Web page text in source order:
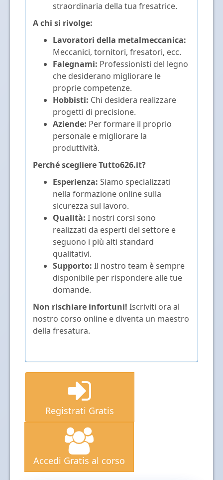
straordinaria della tua fresatrice.
A chi si rivolge:
Lavoratori della metalmeccanica:
Meccanici, tornitori, fresatori, ecc.
Falegnami: Professionisti del legno
che desiderano migliorare le
proprie competenze.
Hobbisti: Chi desidera realizzare
progetti di precisione.
Aziende: Per formare il proprio
personale e migliorare la
produttività.
Perché scegliere Tutto626.it?
Esperienza: Siamo specializzati
nella formazione online sulla
sicurezza sul lavoro.
Qualità: I nostri corsi sono
realizzati da esperti del settore e
seguono i più alti standard
qualitativi.
Supporto: Il nostro team è sempre
disponibile per rispondere alle tue
domande.
Non rischiare infortuni! Iscriviti ora al
nostro corso online e diventa un maestro
della fresatura.
Registrati Gratis
Accedi Gratis al corso